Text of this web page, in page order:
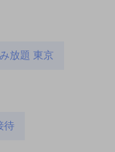
放題 東京
待